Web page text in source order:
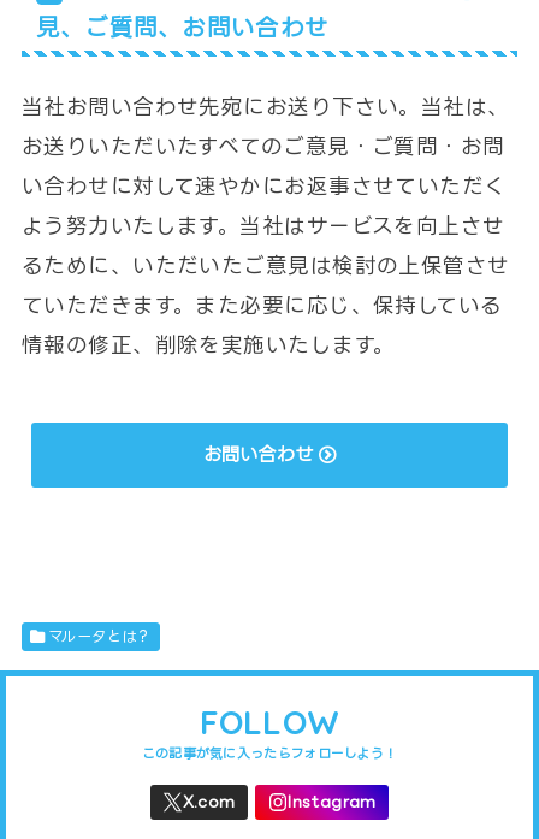
見、ご質問、お問い合わせ
当社お問い合わせ先宛にお送り下さい。当社は、
お送りいただいたすべてのご意見・ご質問・お問
い合わせに対して速やかにお返事させていただく
よう努力いたします。当社はサービスを向上させ
るために、いただいたご意見は検討の上保管させ
ていただきます。また必要に応じ、保持している
情報の修正、削除を実施いたします。
お問い合わせ
マルータとは？
FOLLOW